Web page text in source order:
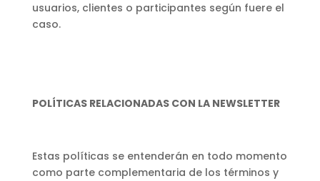
usuarios, clientes o participantes según fuere el
caso.
POLÍTICAS RELACIONADAS CON LA NEWSLETTER
Estas políticas se entenderán en todo momento
como parte complementaria de los términos y